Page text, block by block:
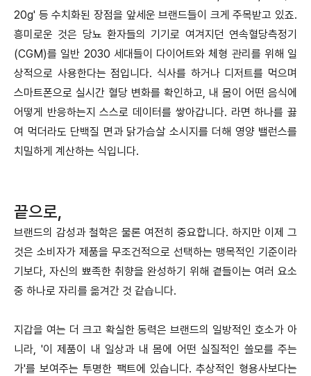
20g' 등 수치화된 장점을 앞세운 브랜드들이 크게 주목받고 있죠.
흥미로운 것은 당뇨 환자들의 기기로 여겨지던 연속혈당측정기
(CGM)를 일반 2030 세대들이 다이어트와 체형 관리를 위해 일
상적으로 사용한다는 점입니다. 식사를 하거나 디저트를 먹으며
스마트폰으로 실시간 혈당 변화를 확인하고, 내 몸이 어떤 음식에
어떻게 반응하는지 스스로 데이터를 쌓아갑니다. 라면 하나를 끓
여 먹더라도 단백질 면과 닭가슴살 소시지를 더해 영양 밸런스를
치밀하게 계산하는 식입니다.
끝으로,
브랜드의 감성과 철학은 물론 여전히 중요합니다. 하지만 이제 그
것은 소비자가 제품을 무조건적으로 선택하는 맹목적인 기준이라
기보다, 자신의 뾰족한 취향을 완성하기 위해 곁들이는 여러 요소
중 하나로 자리를 옮겨간 것 같습니다.
지갑을 여는 더 크고 확실한 동력은 브랜드의 일방적인 호소가 아
니라, '이 제품이 내 일상과 내 몸에 어떤 실질적인 쓸모를 주는
가'를 보여주는 투명한 팩트에 있습니다. 추상적인 형용사보다는